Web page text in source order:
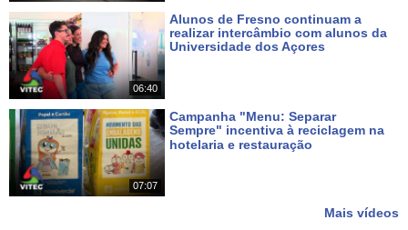
06:40
Alunos de Fresno continuam a
realizar intercâmbio com alunos da
Universidade dos Açores
07:07
Campanha "Menu: Separar
Sempre" incentiva à reciclagem na
hotelaria e restauração
Mais vídeos